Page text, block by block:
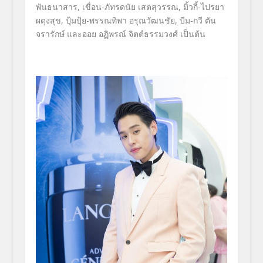
พันธนาสาร, เขื่อน-ภัทรดนัย เสตสุวรรณ, มิ้วกี้-ไปรยา
ผดุงสุข, ปุ้มปุ้ย-พรรณทิพา อรุณวัฒนชัย, บีม-กวี ตัน
จรารักษ์ และออย อฏิพรณ์ จิตต์ธรรมวงศ์ เป็นต้น